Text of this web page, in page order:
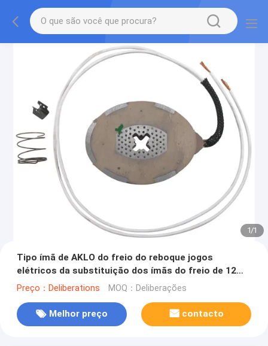
1/1
Tipo ímã de AKLO do freio do reboque jogos
elétricos da substituição dos ímãs do freio de 12
polegadas
Preço：Deliberations MOQ：Deliberações
Melhor preço contacto